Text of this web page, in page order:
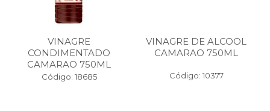
VINAGRE
CONDIMENTADO
CAMARAO 750ML
Código: 18685
VINAGRE DE ALCOOL
CAMARAO 750ML
Código: 10377